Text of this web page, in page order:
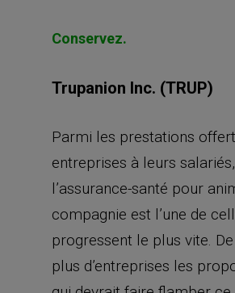
Conservez.
Trupanion Inc. (TRUP)
Parmi les prestations
entreprises à leurs salariés,
l’assurance-santé pour
compagnie est l’une de
progressent le plus vite.
plus d’entreprises les